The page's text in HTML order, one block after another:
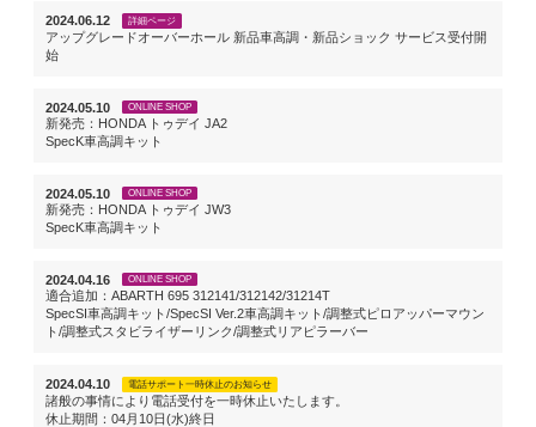
2024.06.12 詳細ページ
アップグレードオーバーホール 新品車高調・新品ショック サービス受付開
始
2024.05.10 ONLINE SHOP
新発売：HONDA トゥデイ JA2
SpecK車高調キット
2024.05.10 ONLINE SHOP
新発売：HONDA トゥデイ JW3
SpecK車高調キット
2024.04.16 ONLINE SHOP
適合追加：ABARTH 695 312141/312142/31214T
SpecSI車高調キット/SpecSI Ver.2車高調キット/調整式ピロアッパーマウン
ト/調整式スタビライザーリンク/調整式リアピラーバー
2024.04.10 電話サポート一時休止のお知らせ
諸般の事情により電話受付を一時休止いたします。
休止期間：04月10日(水)終日